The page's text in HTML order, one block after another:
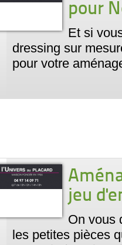
pour
Et si
dressing sur
pour votre
jeu
On vous
les petites pièces